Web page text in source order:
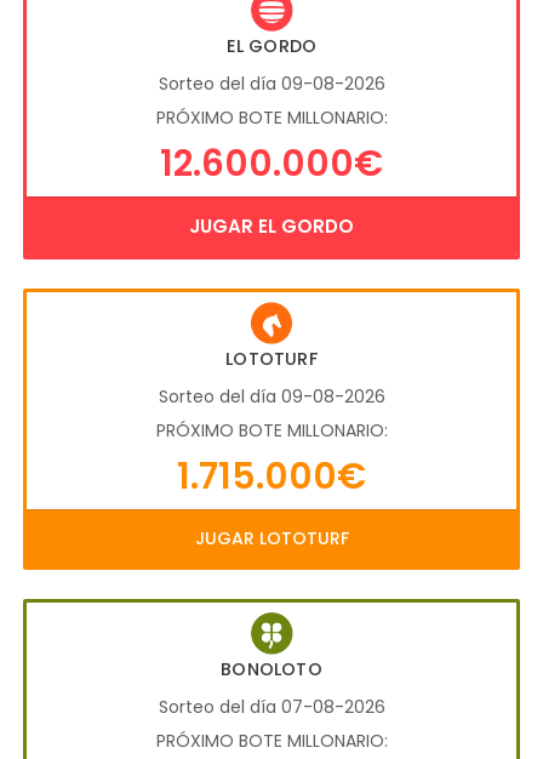
EL GORDO
Sorteo del día 09-08-2026
PRÓXIMO BOTE MILLONARIO:
12.600.000€
JUGAR EL GORDO
LOTOTURF
Sorteo del día 09-08-2026
PRÓXIMO BOTE MILLONARIO:
1.715.000€
JUGAR LOTOTURF
BONOLOTO
Sorteo del día 07-08-2026
PRÓXIMO BOTE MILLONARIO: